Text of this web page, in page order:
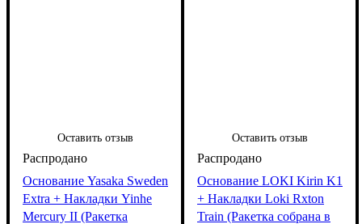
Оставить отзыв
Основание Yasaka Sweden
Extra + Накладки Yinhe
Mercury II (Ракетка
Оставить отзыв
Основание LOKI Kirin K1
+ Накладки Loki Rxton
Train (Ракетка собрана в